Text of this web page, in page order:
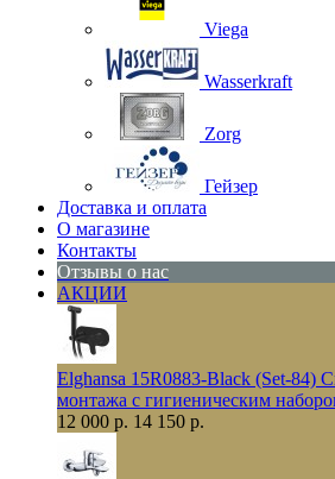
Viega
Wasserkraft
Zorg
Гейзер
Доставка и оплата
О магазине
Контакты
Отзывы о нас
АКЦИИ
Elghansa 15R0883-Black (Set-84)
монтажа с гигиеническим
12 000 р. 14 150 р.